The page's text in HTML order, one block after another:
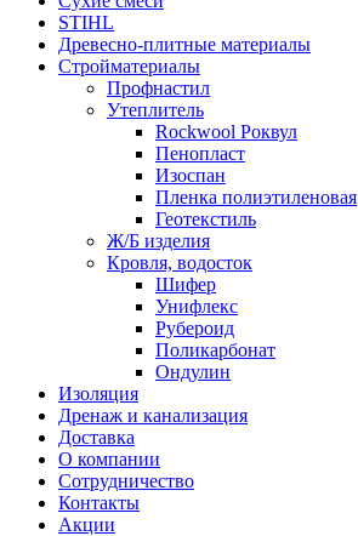
STIHL
Древесно-плитные материалы
Стройматериалы
Профнастил
Утеплитель
Rockwool Роквул
Пенопласт
Изоспан
Пленка полиэтиленовая
Геотекстиль
Ж/Б изделия
Кровля, водосток
Шифер
Унифлекс
Рубероид
Поликарбонат
Ондулин
Изоляция
Дренаж и канализация
Доставка
О компании
Cотрудничество
Контакты
Акции